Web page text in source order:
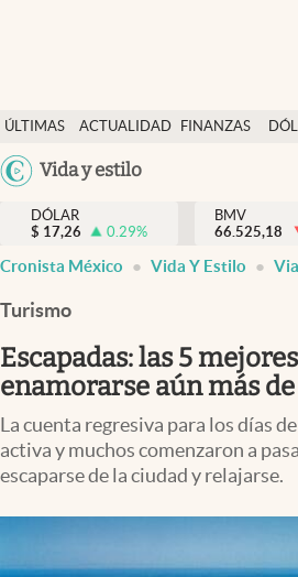
ÚLTIMAS
NOTICIAS
ACTUALIDAD
FINANZAS
Vida y estilo
Actualidad
Finanzas y economía
Dólar y mercados
Pc y celular
Vida y estilo
DÓLAR
$ 17,26 0.29%
BMV
66.525,18
Cronista México Vida Y Estilo
Turismo
Escapadas: las 5
enamorarse aún más
La cuenta regresiva para los días
activa y muchos comenzaron a
escaparse de la ciudad y relajarse.